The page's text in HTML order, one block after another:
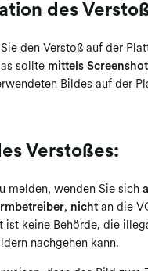
Abstimmung
Kunst
des
den Verstoß auf der
sollte mittels Screenshot
Bildes auf der
Verstoßes:
melden, wenden Sie sich
, nicht an die
ist keine Behörde, die
nachgehen kann.